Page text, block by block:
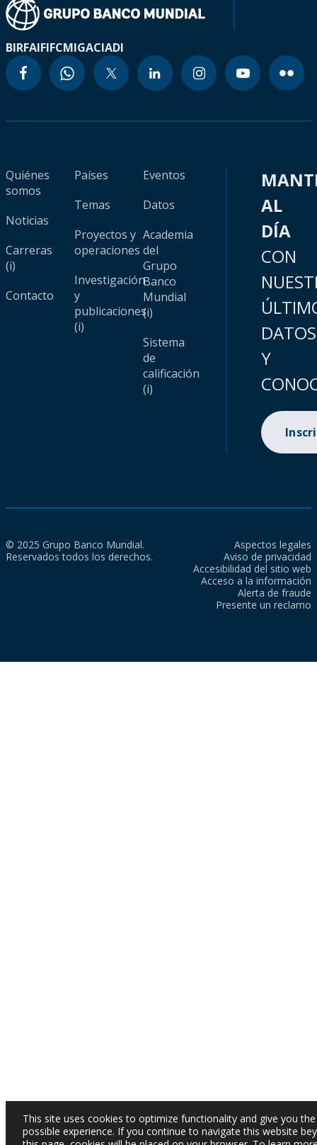
BIRFAIFIFCMIGACIADI
Quiénes
somos
Noticias
Carreras
(i)
Contacto
Países
Temas
Proyectos y
operaciones
Investigación
y
publicaciones
(i)
Eventos
Datos
Academia
del
Grupo
Banco
Mundial
(i)
Sistema
de
calificación
(i)
AL
DÍA
CON
DATOS
Y
© 2025 Grupo Banco Mundial.
Reservados todos los derechos.
Aspectos legales
Aviso de privacidad
Accesibilidad del sitio web
Acceso a la información
Alerta de fraude
Presente un reclamo
This site uses cookies to optimize functionality and give you
possible experience. If you continue to navigate this website